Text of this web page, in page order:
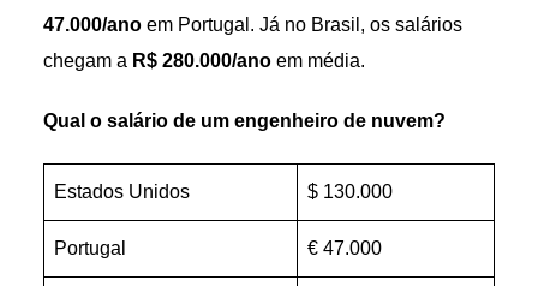
47.000/anoem Portugal. Já no Brasil, os salários
chegam a R$ 280.000/anoem média.
Qual o salário de um engenheiro de nuvem?
Estados Unidos $ 130.000
Portugal € 47.000